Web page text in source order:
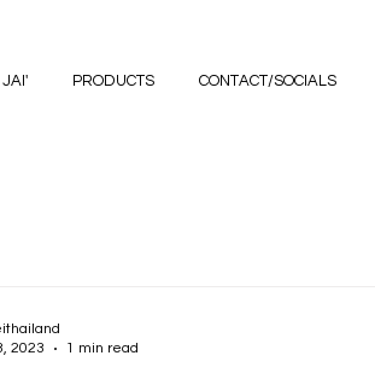
JAI' PRODUCTS CONTACT/SOCIALS
2023
1 min read